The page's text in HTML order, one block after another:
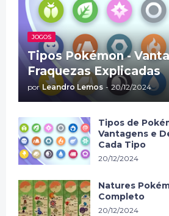
JOGOS
Tipos Pokémon -
Fraquezas Explicadas
por Leandro Lemos - 20/12/2024
Tipos de
Vantagens e
Cada Tipo
20/12/2024
Natures
Completo
20/12/2024